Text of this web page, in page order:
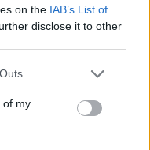
on the IAB’s List of
disclose it to other
of my